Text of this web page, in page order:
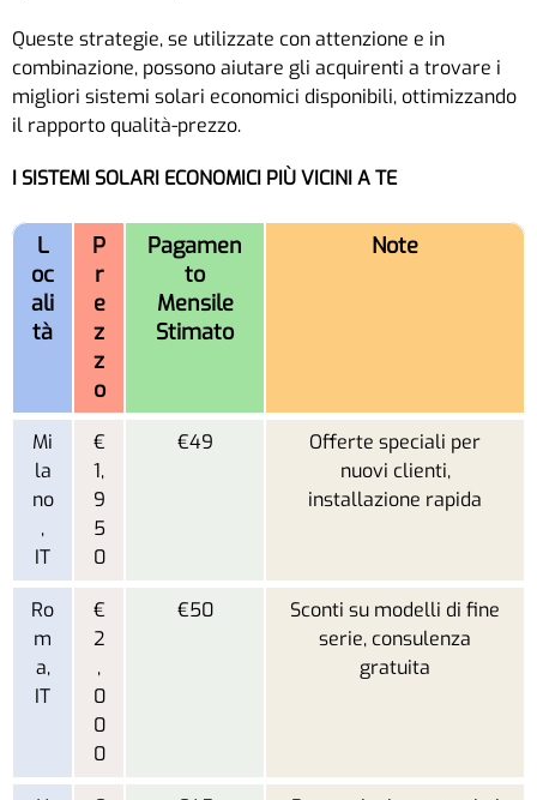
Queste strategie, se utilizzate con attenzione e in
combinazione, possono aiutare gli acquirenti a trovare i
migliori sistemi solari economici disponibili, ottimizzando
il rapporto qualità-prezzo.
I SISTEMI SOLARI ECONOMICI PIÙ VICINI A TE
L
oc
ali
tà
P
r
e
z
z
o
Pagamen
to
Mensile
Stimato
Note
Mi
la
no
,
IT
€
1,
9
5
0
€49
Offerte speciali per
nuovi clienti,
installazione rapida
Ro
m
a,
IT
€
2
,
0
0
0
€50
Sconti su modelli di fine
serie, consulenza
gratuita